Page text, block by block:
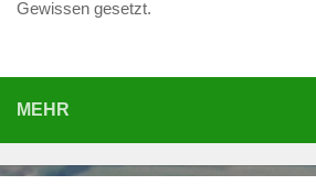
Gewissen gesetzt.
MEHR